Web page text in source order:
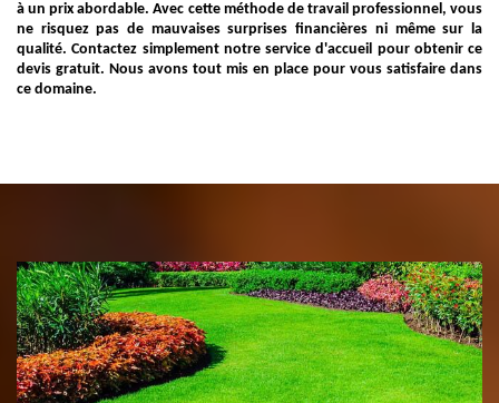
à un prix abordable. Avec cette méthode de travail professionnel, vous
ne risquez pas de mauvaises surprises financières ni même sur la
qualité. Contactez simplement notre service d'accueil pour obtenir ce
devis gratuit. Nous avons tout mis en place pour vous satisfaire dans
ce domaine.